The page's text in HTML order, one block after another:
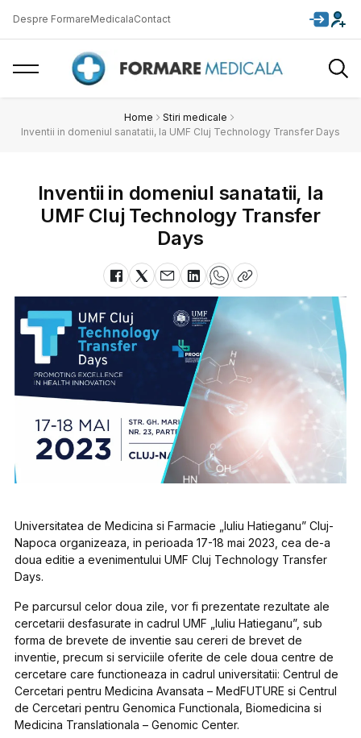
Despre FormareMedicalaContact
Home
Stiri medicale
Inventii in domeniul sanatatii, la UMF Cluj Technology Transfer Days
Inventii in domeniul sanatatii, la
UMF Cluj Technology Transfer
Days
Universitatea de Medicina si Farmacie „Iuliu Hatieganu” Cluj-
Napoca organizeaza, in perioada 17-18 mai 2023, cea de-a
doua editie a evenimentului UMF Cluj Technology Transfer
Days.
Pe parcursul celor doua zile, vor fi prezentate rezultate ale
cercetarii desfasurate in cadrul UMF „Iuliu Hatieganu”, sub
forma de brevete de inventie sau cereri de brevet de
inventie, precum si serviciile oferite de cele doua centre de
cercetare care functioneaza in cadrul universitatii: Centrul de
Cercetari pentru Medicina Avansata – MedFUTURE si Centrul
de Cercetari pentru Genomica Functionala, Biomedicina si
Medicina Translationala – Genomic Center.